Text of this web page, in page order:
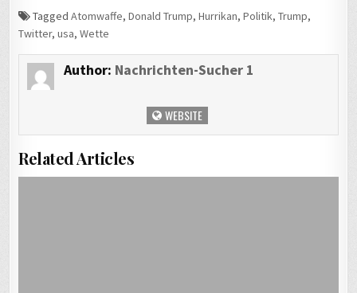
TaggedAtomwaffe,Donald Trump,Hurrikan,Politik,Trump,
Twitter,usa,Wette
Author: Nachrichten-Sucher 1
WEBSITE
Related Articles